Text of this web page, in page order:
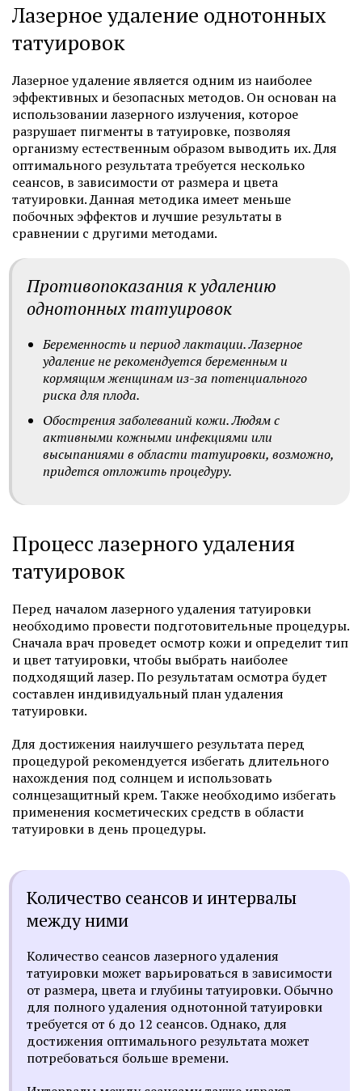
Лазерное удаление однотонных
татуировок
Лазерное удаление является одним из наиболее
эффективных и безопасных методов. Он основан на
использовании лазерного излучения, которое
разрушает пигменты в татуировке, позволяя
организму естественным образом выводить их. Для
оптимального результата требуется несколько
сеансов, в зависимости от размера и цвета
татуировки. Данная методика имеет меньше
побочных эффектов и лучшие результаты в
сравнении с другими методами.
Противопоказания к удалению
однотонных татуировок
Беременность и период лактации. Лазерное
удаление не рекомендуется беременным и
кормящим женщинам из-за потенциального
риска для плода.
Обострения заболеваний кожи. Людям с
активными кожными инфекциями или
высыпаниями в области татуировки, возможно,
придется отложить процедуру.
Процесс лазерного удаления
татуировок
Перед началом лазерного удаления татуировки
необходимо провести подготовительные процедуры.
Сначала врач проведет осмотр кожи и определит тип
и цвет татуировки, чтобы выбрать наиболее
подходящий лазер. По результатам осмотра будет
составлен индивидуальный план удаления
татуировки.
Для достижения наилучшего результата перед
процедурой рекомендуется избегать длительного
нахождения под солнцем и использовать
солнцезащитный крем. Также необходимо избегать
применения косметических средств в области
татуировки в день процедуры.
Количество сеансов и интервалы
между ними
Количество сеансов лазерного удаления
татуировки может варьироваться в зависимости
от размера, цвета и глубины татуировки. Обычно
для полного удаления однотонной татуировки
требуется от 6 до 12 сеансов. Однако, для
достижения оптимального результата может
потребоваться больше времени.